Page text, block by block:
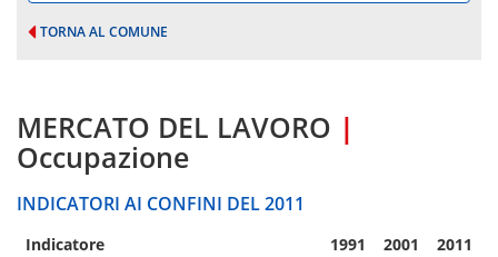
TORNA AL COMUNE
MERCATO DEL LAVORO |
Occupazione
INDICATORI AI CONFINI DEL 2011
Indicatore 1991 2001 2011